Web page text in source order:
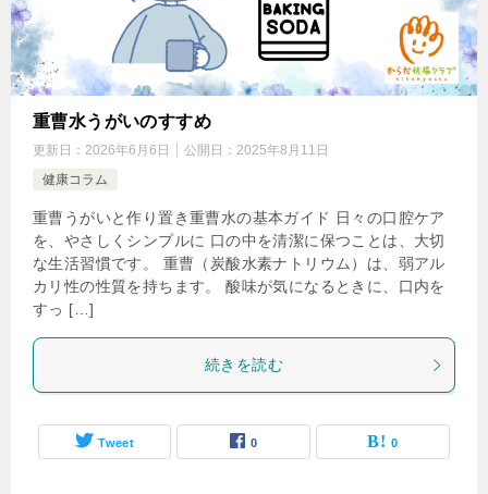
重曹水うがいのすすめ
更新日： 2026年6月6日 公開日： 2025年8月11日
健康コラム
重曹うがいと作り置き重曹水の基本ガイド 日々の口腔ケア
を、やさしくシンプルに 口の中を清潔に保つことは、大切
な生活習慣です。 重曹（炭酸水素ナトリウム）は、弱アル
カリ性の性質を持ちます。 酸味が気になるときに、口内を
すっ […]
続きを読む
Tweet 0 0